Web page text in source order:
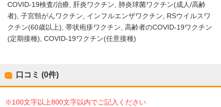
COVID-19検査/治療 肝炎ワクチン
肺炎球菌ワクチン(成人/高齢
者) 子宮頸がんワクチン インフルエンザワクチン
RSウイルスワ
クチン(60歳以上) 帯状疱疹ワクチン 高齢者のCOVID-19ワクチン
(定期接種) COVID-19ワクチン(任意接種)
口コミ (0件)
※100文字以上800文字以内でご記入ください